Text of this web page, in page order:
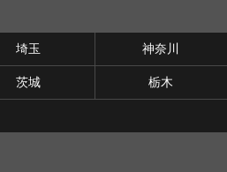
埼玉 神奈川
茨城 栃木